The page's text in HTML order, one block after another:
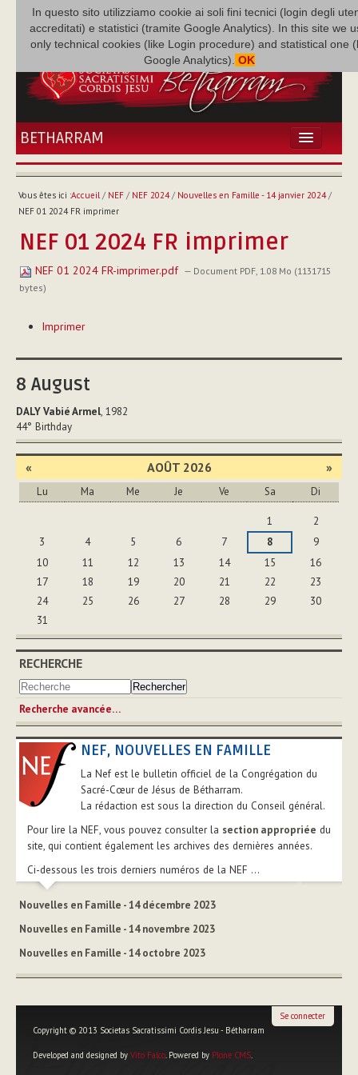
In questo sito utilizziamo cookie ai soli fini tecnici (login degli
accreditati) e statistici (tramite Google Analytics). In this site we
only technical cookies (like Login procedure) and statistical one
Google Analytics). OK
BETHARRAM
ACCUEIL
BÉTHARRAM
MISSION
NEF
MULTIMÉDIA
Vous êtes ici :Accueil/ NEF/ NEF 2024/ Nouvelles en Famille - 14 janvier 2024/
NEF 01 2024 FR imprimer
NEF 01 2024 FR imprimer
NEF 01 2024 FR-imprimer.pdf — Document PDF, 1.08 Mo (1131715
bytes)
sur
document
Imprimer
8 August
DALY Vabié Armel, 1982
44° Birthday
« AOÛT 2026 »
Lu Ma Me Je Ve Sa Di
1
2
3
4 5 6 7 8
9
10
11 12 13 14 15
16
17
18 19 20 21 22
23
24
25 26 27 28 29
30
31
RECHERCHE
Recherche avancée…
NEF, NOUVELLES EN FAMILLE
La Nef est le bulletin officiel de la Congrégation du
Sacré-Cœur de Jésus de Bétharram.
La rédaction est sous la direction du Conseil général.
Pour lire la NEF, vous pouvez consulter la section appropriée du
site, qui contient également les archives des dernières années.
Ci-dessous les trois derniers numéros de la NEF ...
Nouvelles en Famille - 14 décembre 2023
Nouvelles en Famille - 14 novembre 2023
Nouvelles en Famille - 14 octobre 2023
Copyright © 2013 Societas Sacratissimi Cordis Jesu - Bétharram
Developed and designed by Vito Falco. Powered by Plone CMS.
Se connecter